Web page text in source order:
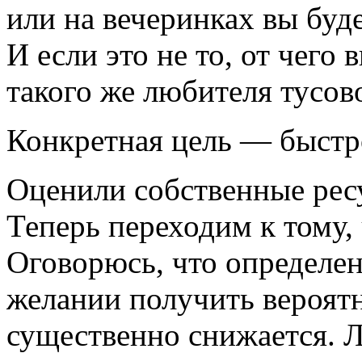
или на вечеринках вы
И если это не то, от чего
такого же любителя
Конкретная цель —
Оценили собственные
Теперь переходим к
Оговорюсь, что
желании получить
существенно снижается.